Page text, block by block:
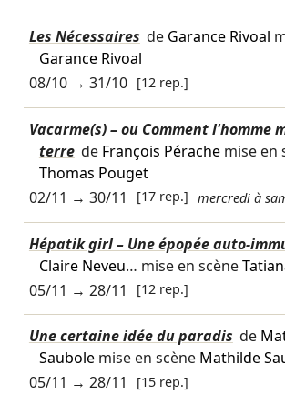
Les Nécessaires de Garance Rivoal
Garance Rivoal
08/10→ 31/10 [12 rep.]
Vacarme(s) – ou Comment l'homme
terre de François Pérachemise en
Thomas Pouget
02/11 → 30/11 [17 rep.] mercredi à
Hépatik girl – Une épopée auto-
Claire Neveu… mise en scène
05/11 → 28/11 [12 rep.]
Une certaine idée du paradis de
Saubolemise en scène Mathilde
05/11 → 28/11 [15 rep.]